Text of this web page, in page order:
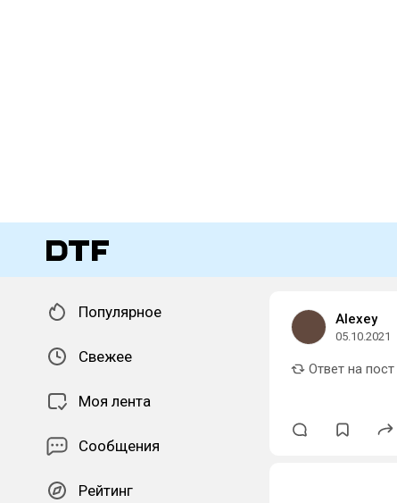
Популярное
Свежее
Моя лента
Сообщения
Рейтинг
Alexey
05.10.2021
Ответ на пост